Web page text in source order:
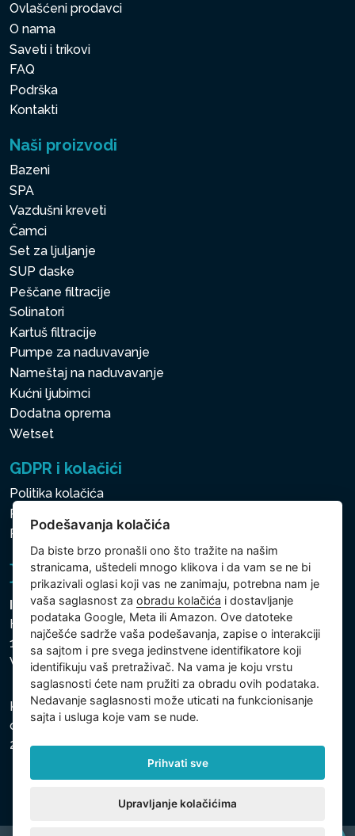
Ovlašćeni prodavci
O nama
Saveti i trikovi
FAQ
Podrška
Kontakti
Naši proizvodi
Bazeni
SPA
Vazdušni kreveti
Čamci
Set za ljuljanje
SUP daske
Peščane filtracije
Solinatori
Kartuš filtracije
Pumpe za naduvavanje
Nameštaj na naduvavanje
Kućni ljubimci
Dodatna oprema
Wetset
GDPR i kolačići
Politika kolačića
Politika zaštite ličnih i drugih obrađivanih podataka
Politika kolačića
Intex Trading, s.r.o.
Hradecká 2526/3
130 00 Praha 3
Vinohrady - Česká republika
Kompanija je registrovana u Opštinskom sudu u Pragu,
odeljak C, uložak 74759, Identifikacioni broj kompanije:
26150808, Poreski identifikacioni broj: CZ26150808.
Podešavanja kolačića
Da biste brzo pronašli ono što tražite na našim
stranicama, uštedeli mnogo klikova i da vam se ne bi
prikazivali oglasi koji vas ne zanimaju, potrebna nam je
vaša saglasnost zaobradu kolačića i dostavljanje
podataka Google, Meta ili Amazon. Ove datoteke
najčešće sadrže vaša podešavanja, zapise o interakciji
sa sajtom i pre svega jedinstvene identifikatore koji
identifikuju vaš pretraživač. Na vama je koju vrstu
saglasnosti ćete nam pružiti za obradu ovih podataka.
Nedavanje saglasnosti može uticati na funkcionisanje
sajta i usluga koje vam se nude.
Prihvati sve
Upravljanje kolačićima